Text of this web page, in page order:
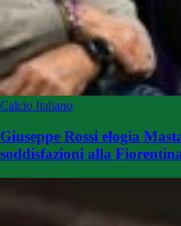
Calcio Italiano
Giuseppe Rossi elogia
soddisfazioni alla